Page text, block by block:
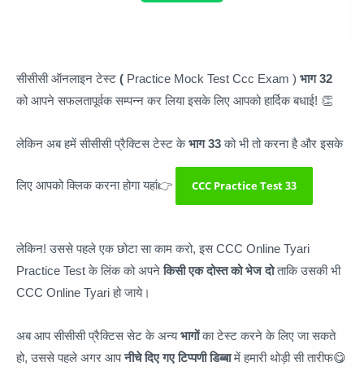
सीसीसी ऑनलाइन टेस्ट ( Practice Mock Test Ccc Exam ) भाग 32
को आपने सफलतापूर्वक सम्पन्न कर लिया इसके लिए आपको हार्दिक बधाई! 👏
लेकिन अब हमें सीसीसी प्रैक्टिस टेस्ट केभाग 33को भी तो करना है और इसके
लिए आपको क्लिक करना होगा यहां👉 CCC Practice Test 33
लेकिन! उससे पहले एक छोटा सा काम करो, इस CCC Online Tyari
Practice Test के लिंक को अपनेकिसी एक दोस्त को भेज दोताकि उसकी भी
CCC Online Tyari हो जाये।
अब आप सीसीसी प्रैक्टिस सेट के अन्यभागोंका टेस्ट करने के लिए जा सकते
हो, उससे पहले अगर आपनीचे दिए गए टिप्पणी डिब्बामें हमारी थोड़ी सी तारीफ😋